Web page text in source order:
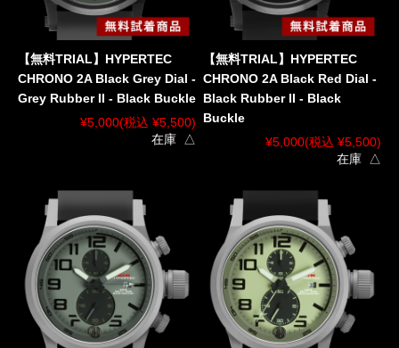
【無料TRIAL】HYPERTEC
CHRONO 2A Black Grey Dial -
Grey Rubber II - Black Buckle
¥5,000(税込 ¥5,500)
在庫 △
【無料TRIAL】HYPERTEC
CHRONO 2A Black Red Dial -
Black Rubber II - Black
Buckle
¥5,000(税込 ¥5,500)
在庫 △